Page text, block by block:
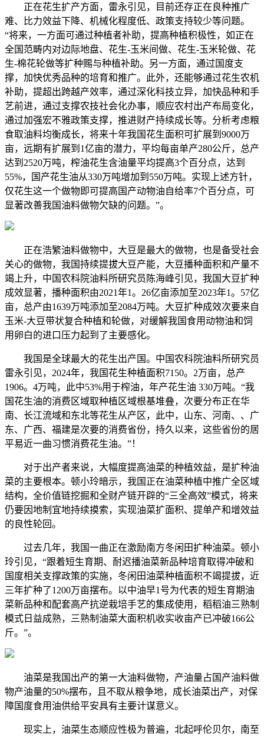
正在花生扩产方面，雷永引见，目前还存正在良种推广
难、比力效益下降、机械化程度低、政策支持较少等问题。
“将来，一方面可通过种植者补助，提高种植积极性，如正在
全国范畴内对边际地盘、花生-玉米间做、花生-玉米轮做、花
生-棉花轮做等扩种赐与种植补助。另一方面，通过国度支
撑，加快优秀品种的培育和推广。此外，还能够通过花生农机
补助，提超出跨越产效率，通过深化科技立异，加快品种和手
艺前进，通过支撑农技社会化办事，顺应农村出产布局变化，
通过加强宏不雅政策支撑，推进财产持续成长等。分析考虑粮
食取油料均衡成长，将来十年我国花生面积可扩展到9000万
亩，远期有扩展到1亿亩的潜力，平均每亩单产280公斤，总产
达到2520万吨，榨油花生含油量平均提高3个百分点，达到
55%，国产花生油从330万吨增加到550万吨。实现上述方针，
仅花生这一个做物即可提高国产动物油自给率7个百分点，可
显著改善我国油料做物欠缺的问题。”。
正在浩繁油料做物中，大豆是最大的做物，也是备受社会
关心的做物，我国持续提拔大豆产能，大豆播种面积和产量不
竭上升，中国农科院油料所研究员陈海峰引见，我国大豆扩种
成效显著，播种面积由2021年1。26亿亩添加至2023年1。57亿
亩，总产由1639万吨添加至2084万吨。大豆扩种成效次要来自
玉米-大豆带状复合种植和轮做，对缓解我国食用动物油和饲
用卵白的进口压力起到了主要感化。
我国是全球最大的花生出产国。中国农科院油料所研究员
雷永引见，2024年，我国花生种植面积7150。2万亩，总产
1906。4万吨，此中53%用于榨油，年产花生油 330万吨。“我
国花生油的消费区域取种植区域根基堆叠，次要分布正在华
南、长江流域和东北等花生从产区，此中，山东、河南、、广
东、广西、福建是次要的消费省份，持久以来，这些省份的居
平易近一曲习惯消费花生油。”！
对于出产者来说，大幅度提高油菜的种植效益，是扩种油
菜的主要根本。顿小玲暗示，我国正在油菜种植中推广全区域
结构，全价值链挖掘和全财产链开辟的“三全高效”模式，将来
仍要因地制宜地持续摸索，实现油菜扩面积、提单产和增效益
的良性轮回。
过去几年，我国一曲正在激励南方冬闲田扩种油菜。顿小
玲引见，“跟着短生育期、耐迟播油菜新品种培育取得冲破和
国度相关支撑政策的实施，冬闲田油菜种植面积不竭提拔，近
三年扩种了1200万亩摆布。以中油早1号为代表的短生育期油
菜新品种和配套高产抗逆栽培手艺的集成使用，稻稻油三熟制
模式日益成熟，三熟制油菜大面积机收实收亩产已冲破166公
斤。”。
油菜是我国出产的第一大油料做物，产油量占国产油料做
物产油量的50%摆布，且不取从粮争地，成长油菜出产，对保
障国度食用油供给平安具有主要计谋意义。
现实上，油菜生态顺应性极为普遍，北起呼伦贝尔，南至